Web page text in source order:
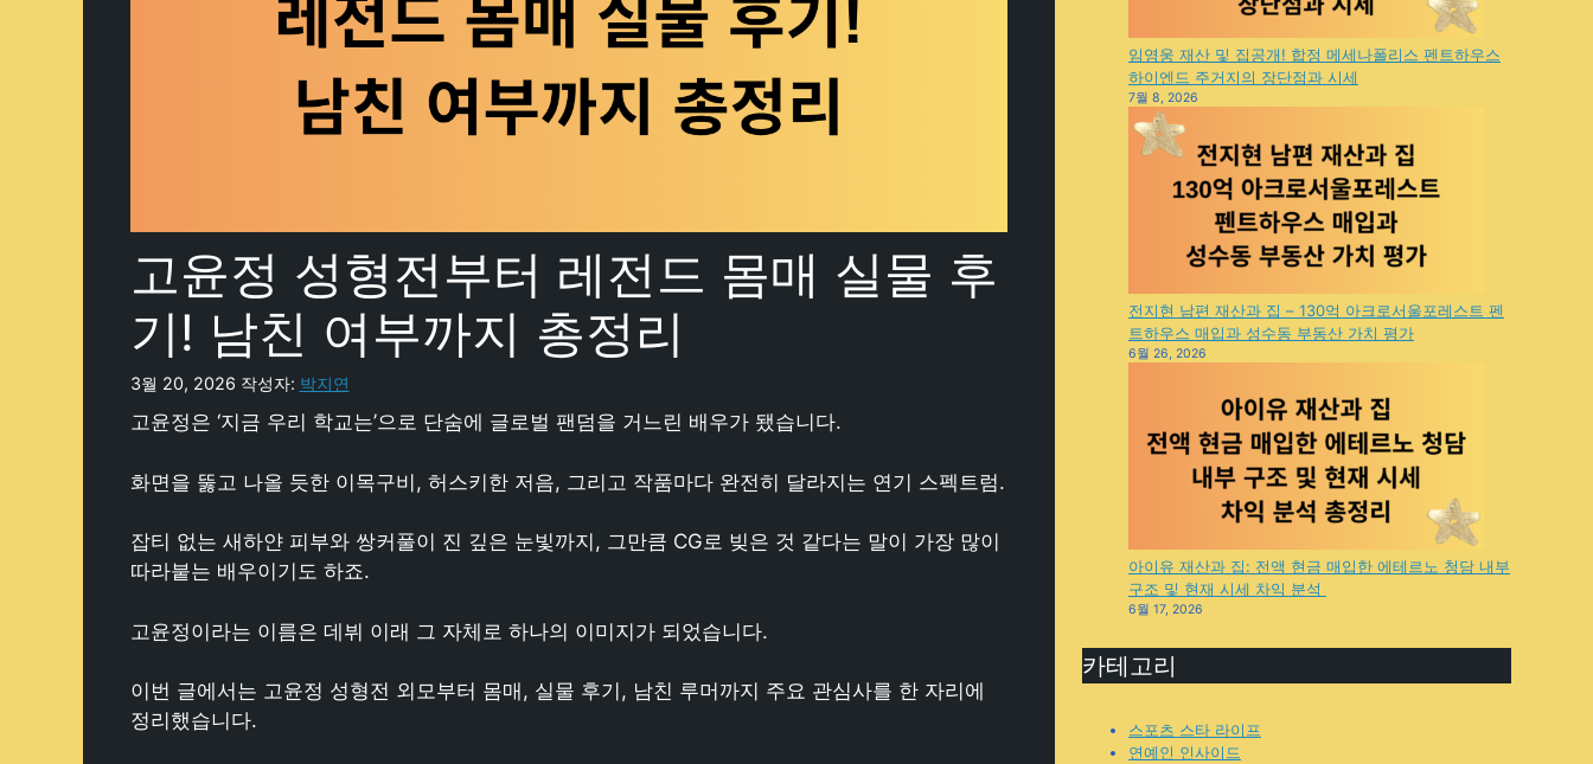
고윤정 성형전부터 레전드 몸매 실물 후
기! 남친 여부까지 총정리
3월 20, 2026 작성자: 박지연
고윤정은 ‘지금 우리 학교는’으로 단숨에 글로벌 팬덤을 거느린 배우가 됐습니다.
화면을 뚫고 나올 듯한 이목구비, 허스키한 저음, 그리고 작품마다 완전히 달라지는 연기 스펙트럼.
잡티 없는 새하얀 피부와 쌍커풀이 진 깊은 눈빛까지, 그만큼 CG로 빚은 것 같다는 말이 가장 많이
따라붙는 배우이기도 하죠.
고윤정이라는 이름은 데뷔 이래 그 자체로 하나의 이미지가 되었습니다.
이번 글에서는 고윤정 성형전 외모부터 몸매, 실물 후기, 남친 루머까지 주요 관심사를 한 자리에
정리했습니다.
임영웅 재산 및 집공개! 합정 메세나폴리스 펜트하우스
하이엔드 주거지의 장단점과 시세
7월 8, 2026
전지현 남편 재산과 집 – 130억 아크로서울포레스트 펜
트하우스 매입과 성수동 부동산 가치 평가
6월 26, 2026
아이유 재산과 집: 전액 현금 매입한 에테르노 청담 내부
구조 및 현재 시세 차익 분석
6월 17, 2026
카테고리
스포츠 스타 라이프
연예인 인사이드